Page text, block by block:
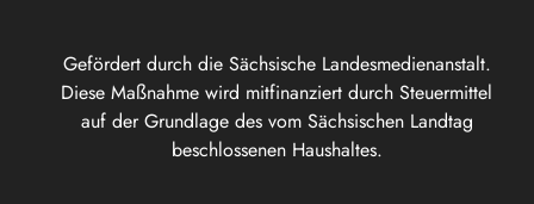
Gefördert durch die Sächsische Landesmedienanstalt.
Diese Maßnahme wird mitfinanziert durch Steuermittel
auf der Grundlage des vom Sächsischen Landtag
beschlossenen Haushaltes.